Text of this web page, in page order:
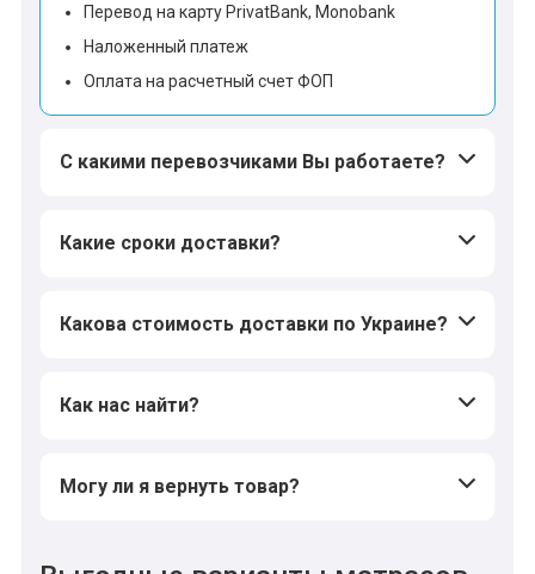
Перевод на карту PrivatBank, Monobank
Наложенный платеж
Оплата на расчетный счет ФОП
С какими перевозчиками Вы работаете?
Какие сроки доставки?
Какова стоимость доставки по Украине?
Как нас найти?
Могу ли я вернуть товар?